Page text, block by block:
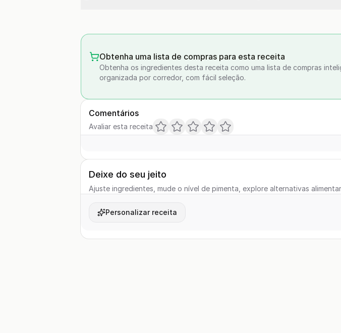
Obtenha uma lista de compras para esta receita
Obtenha os ingredientes desta receita como uma lista de compras
organizada por corredor, com fácil seleção.
Comentários
Avaliar esta receita
Deixe do seu jeito
Ajuste ingredientes, mude o nível de pimenta, explore alternativas
Personalizar receita